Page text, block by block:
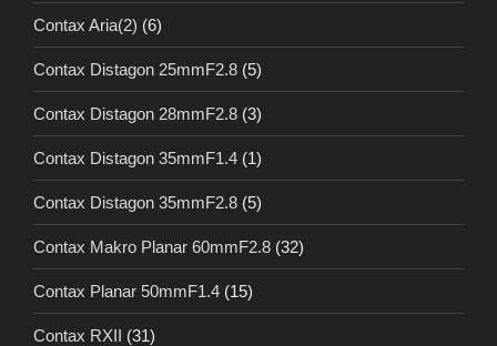
Contax Aria(2) (6)
Contax Distagon 25mmF2.8 (5)
Contax Distagon 28mmF2.8 (3)
Contax Distagon 35mmF1.4 (1)
Contax Distagon 35mmF2.8 (5)
Contax Makro Planar 60mmF2.8 (32)
Contax Planar 50mmF1.4 (15)
Contax RXII (31)